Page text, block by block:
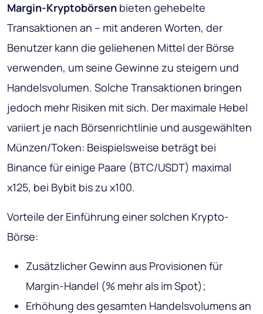
Margin-Kryptobörsen bieten gehebelte
Transaktionen an – mit anderen Worten, der
Benutzer kann die geliehenen Mittel der Börse
verwenden, um seine Gewinne zu steigern und
Handelsvolumen. Solche Transaktionen bringen
jedoch mehr Risiken mit sich. Der maximale Hebel
variiert je nach Börsenrichtlinie und ausgewählten
Münzen/Token: Beispielsweise beträgt bei
Binance für einige Paare (BTC/USDT) maximal
x125, bei Bybit bis zu x100.
Vorteile der Einführung einer solchen Krypto-
Börse:
Zusätzlicher Gewinn aus Provisionen für
Margin-Handel (% mehr als im Spot);
Erhöhung des gesamten Handelsvolumens an